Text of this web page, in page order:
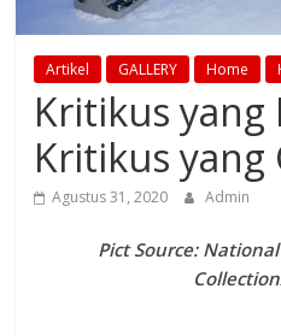
Artikel GALLERY Home
Kritikus yang
Kritikus yang
Agustus 31, 2020 Admin
Pict Source: